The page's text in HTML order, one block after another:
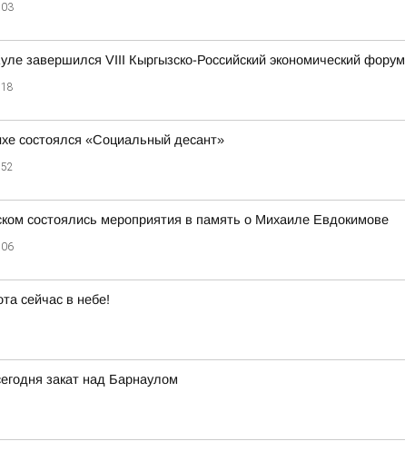
завершился VIII Кыргызско-Российский экономический форум
состоялся «Социальный десант»
состоялись мероприятия в память о Михаиле Евдокимове
сейчас в небе!
закат над Барнаулом